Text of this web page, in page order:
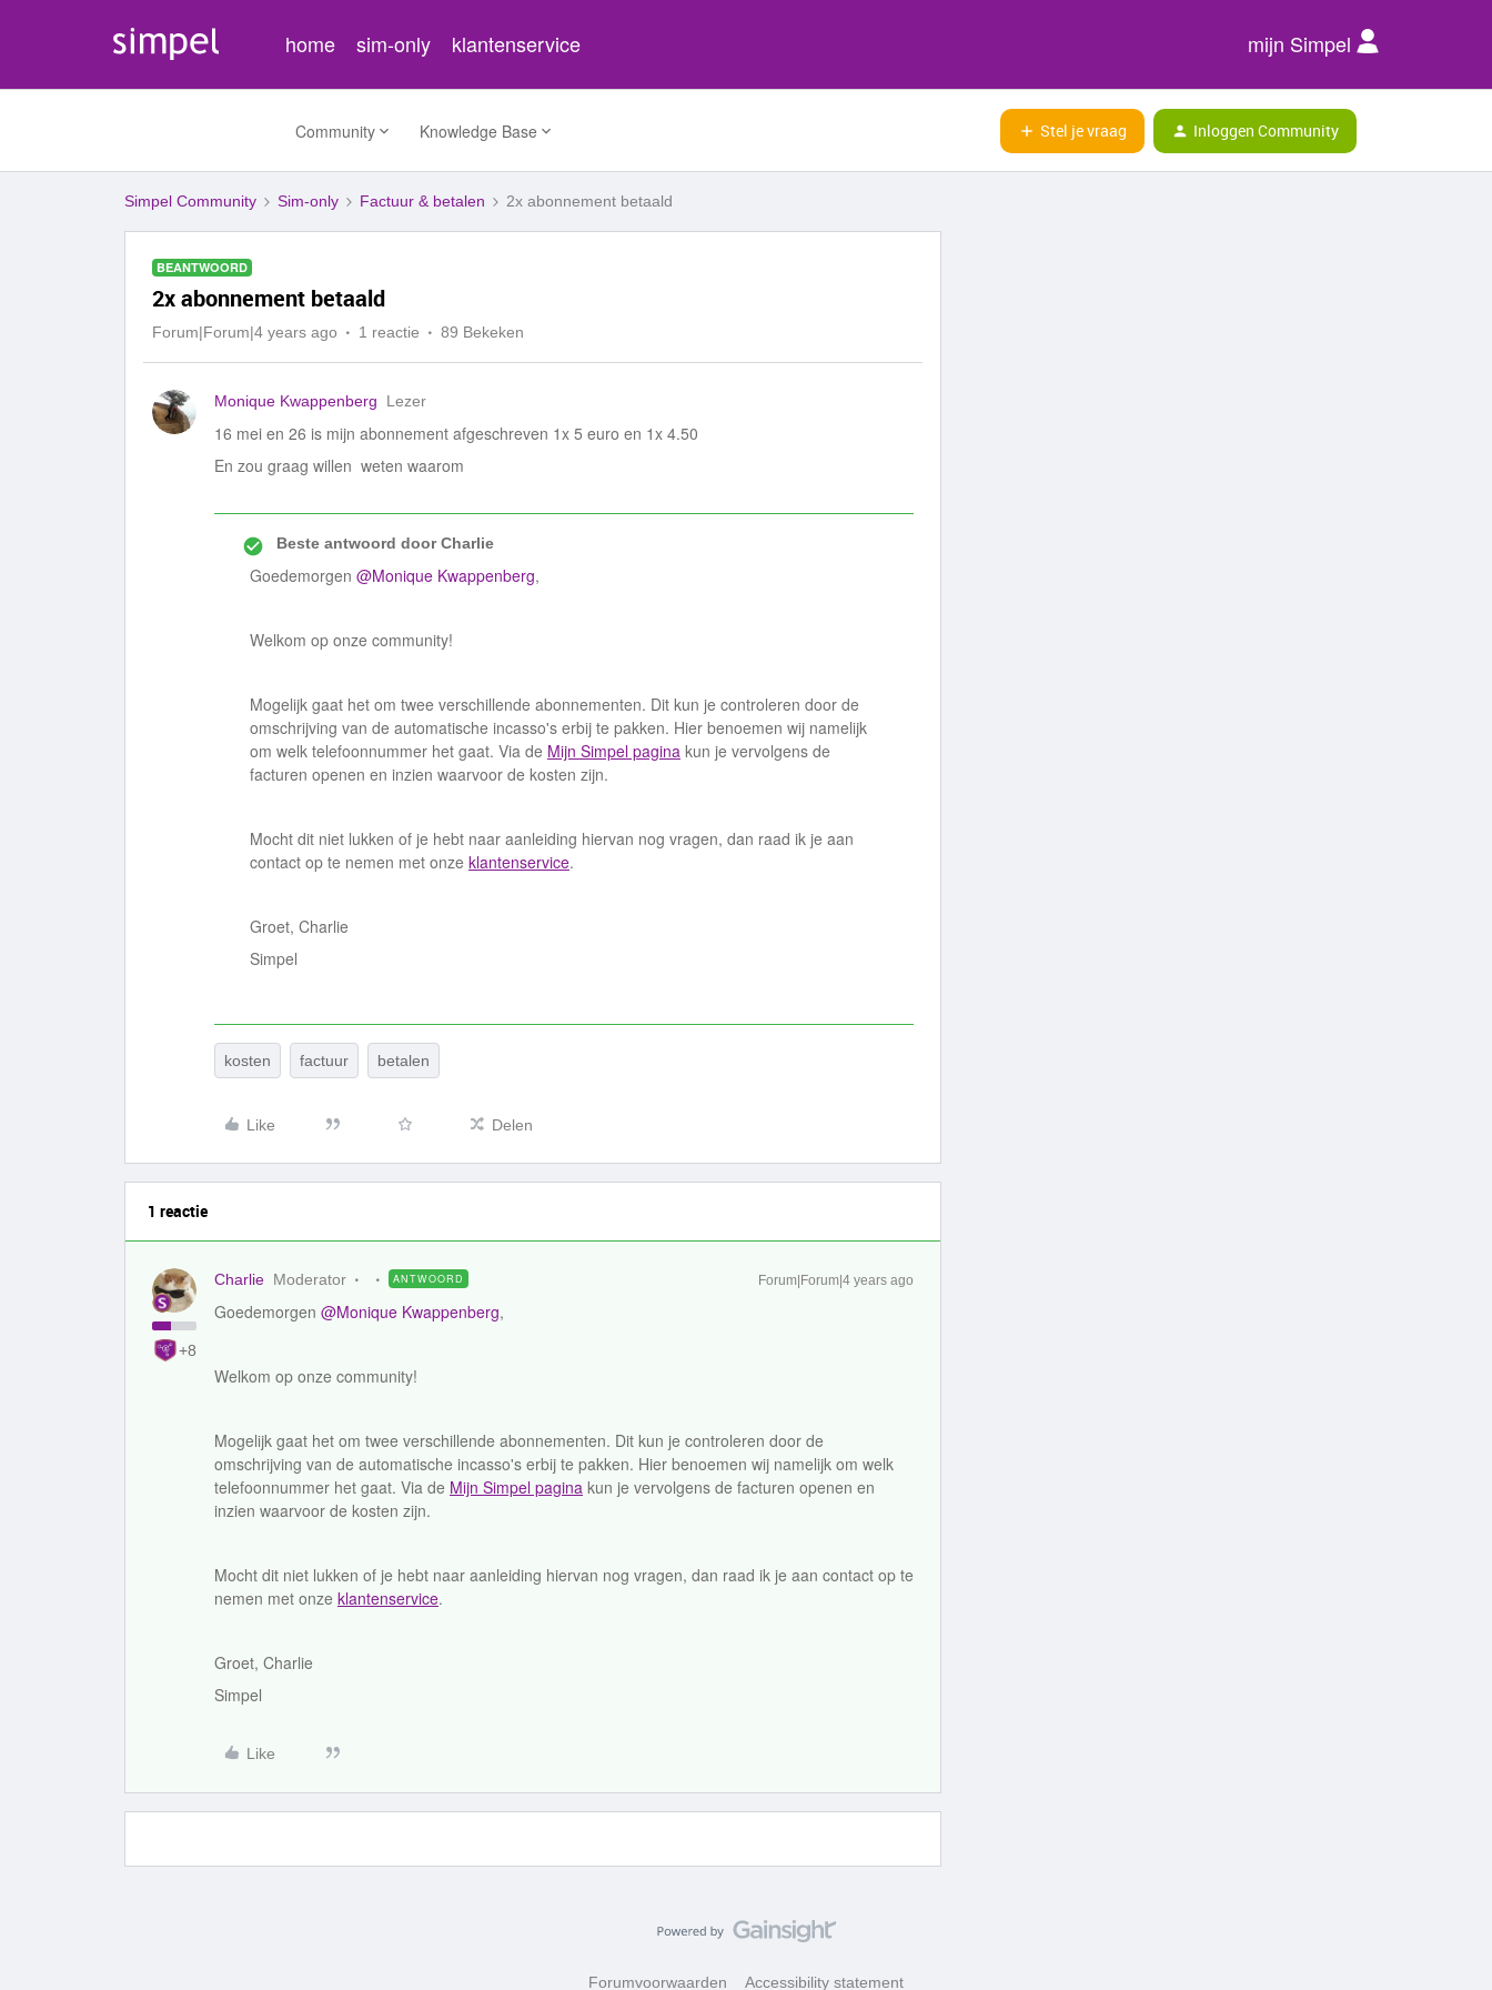
home sim-only klantenservice mijn Simpel
Community Knowledge Base Stel je vraag Inloggen Community
Simpel Community Sim-only Factuur & betalen 2x abonnement betaald
BEANTWOORD
2x abonnement betaald
Forum|Forum|4 years ago 1 reactie 89 Bekeken
Monique Kwappenberg Lezer
16 mei en 26 is mijn abonnement afgeschreven 1x 5 euro en 1x 4.50
En zou graag willen weten waarom
Beste antwoord doorCharlie
Goedemorgen @Monique Kwappenberg,
Welkom op onze community!
Mogelijk gaat het om twee verschillende abonnementen. Dit kun je controleren door de
omschrijving van de automatische incasso's erbij te pakken. Hier benoemen wij namelijk
om welk telefoonnummer het gaat. Via de Mijn Simpel pagina kun je vervolgens de
facturen openen en inzien waarvoor de kosten zijn.
Mocht dit niet lukken of je hebt naar aanleiding hiervan nog vragen, dan raad ik je aan
contact op te nemen met onze klantenservice.
Groet, Charlie
Simpel
kosten factuur betalen
Like Delen
1 reactie
+8
Charlie Moderator ANTWOORD Forum|Forum|4 years ago
Goedemorgen @Monique Kwappenberg,
Welkom op onze community!
Mogelijk gaat het om twee verschillende abonnementen. Dit kun je controleren door de
omschrijving van de automatische incasso's erbij te pakken. Hier benoemen wij namelijk om welk
telefoonnummer het gaat. Via de Mijn Simpel pagina kun je vervolgens de facturen openen en
inzien waarvoor de kosten zijn.
Mocht dit niet lukken of je hebt naar aanleiding hiervan nog vragen, dan raad ik je aan contact op te
nemen met onze klantenservice.
Groet, Charlie
Simpel
Like
Forumvoorwaarden Accessibility statement